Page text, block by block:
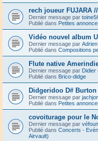
rech joueur FUJARA
Dernier message par
Publié dans Petites
Vidéo nouvel album
Dernier message par Adrien
Publié dans Compositions
Flute native
Dernier message par Didier
Publié dans Brico-didge
Didgeridoo D#
Dernier message par
Publié dans Petites
covoiturage pour le
Dernier message par véfoun
Publié dans Concerts -
Airvault)